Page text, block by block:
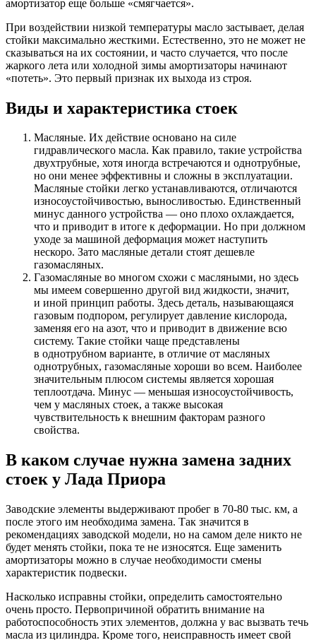
амортизатор еще больше «смягчается».
При воздействии низкой температуры масло застывает, делая
стойки максимально жесткими. Естественно, это не может не
сказываться на их состоянии, и часто случается, что после
жаркого лета или холодной зимы амортизаторы начинают
«потеть». Это первый признак их выхода из строя.
Виды и характеристика стоек
Масляные. Их действие основано на силе
гидравлического масла. Как правило, такие устройства
двухтрубные, хотя иногда встречаются и однотрубные,
но они менее эффективны и сложны в эксплуатации.
Масляные стойки легко устанавливаются, отличаются
износоустойчивостью, выносливостью. Единственный
минус данного устройства — оно плохо охлаждается,
что и приводит в итоге к деформации. Но при должном
уходе за машиной деформация может наступить
нескоро. Зато масляные детали стоят дешевле
газомасляных.
Газомасляные во многом схожи с масляными, но здесь
мы имеем совершенно другой вид жидкости, значит,
и иной принцип работы. Здесь деталь, называющаяся
газовым подпором, регулирует давление кислорода,
заменяя его на азот, что и приводит в движение всю
систему. Такие стойки чаще представлены
в однотрубном варианте, в отличие от масляных
однотрубных, газомасляные хороши во всем. Наиболее
значительным плюсом системы является хорошая
теплоотдача. Минус — меньшая износоустойчивость,
чем у масляных стоек, а также высокая
чувствительность к внешним факторам разного
свойства.
В каком случае нужна замена задних
стоек у Лада Приора
Заводские элементы выдерживают пробег в 70-80 тыс. км, а
после этого им необходима замена. Так значится в
рекомендациях заводской модели, но на самом деле никто не
будет менять стойки, пока те не износятся. Еще заменить
амортизаторы можно в случае необходимости смены
характеристик подвески.
Насколько исправны стойки, определить самостоятельно
очень просто. Первопричиной обратить внимание на
работоспособность этих элементов, должна у вас вызвать течь
масла из цилиндра. Кроме того, неисправность имеет свой